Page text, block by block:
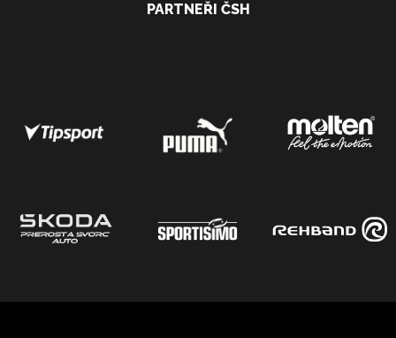
PARTNEŘI ČSH